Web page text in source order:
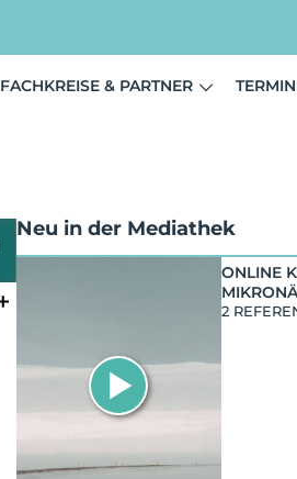
FACHKREISE & PARTNER
Neu in der Mediathek
ONLINE
2